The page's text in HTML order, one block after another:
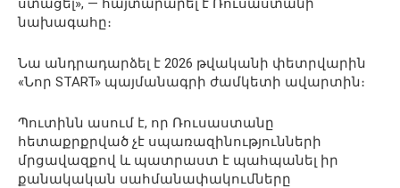
ստացել», — հայտարարել է Ռուսաստանի
նախագահը։
Նա անդրադարձել է 2026 թվականի փետրվարին
«Նոր START» պայմանագրի ժամկետի ավարտին։
Պուտինն ասում է, որ Ռուսաստանը
հետաքրքրված չէ սպառազինությունների
մրցավազքով և պատրաստ է պահպանել իր
քանակական սահմանափակումները